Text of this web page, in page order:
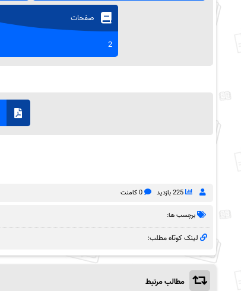
صفحات
2
225 بازدید 0 کامنت
برچسب ها:
لینک کوتاه مطلب:
مطالب مرتبط